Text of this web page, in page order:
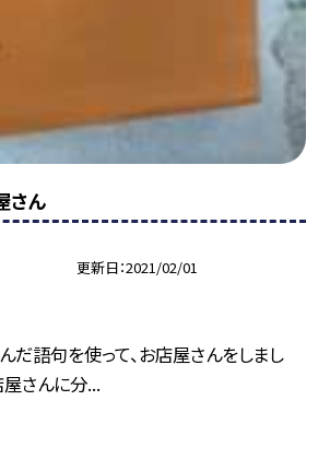
さん
更新日 2021/02/01
だ語句を使って、お店屋さんをしまし
屋さんに分...